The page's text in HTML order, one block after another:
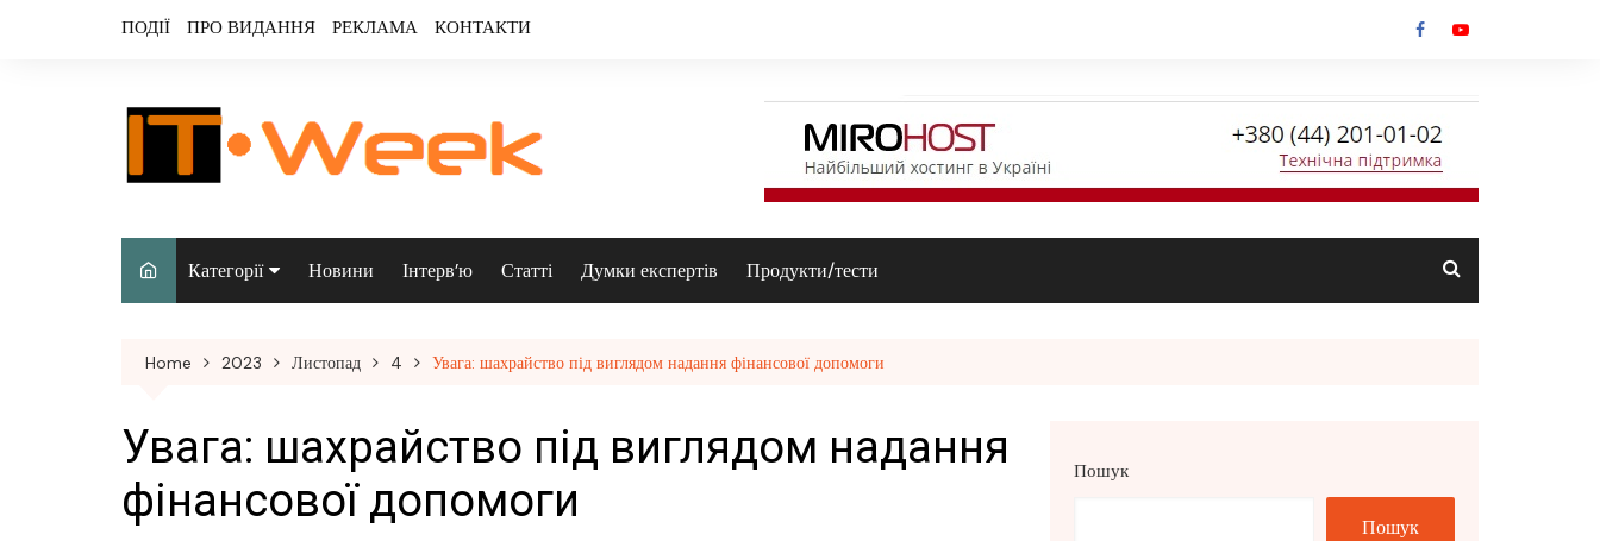
ПОДІЇ ПРО ВИДАННЯ РЕКЛАМА КОНТАКТИ
Категорії
Аудіо & відео
датацентри
Новини Інтерв’ю Статті Думки експертів Продукти/тести
Home 2023 Листопад 4 Увага: шахрайство під виглядом надання фінансової допомоги
Увага: шахрайство під виглядом надання
фінансової допомоги
Пошук
Пошук